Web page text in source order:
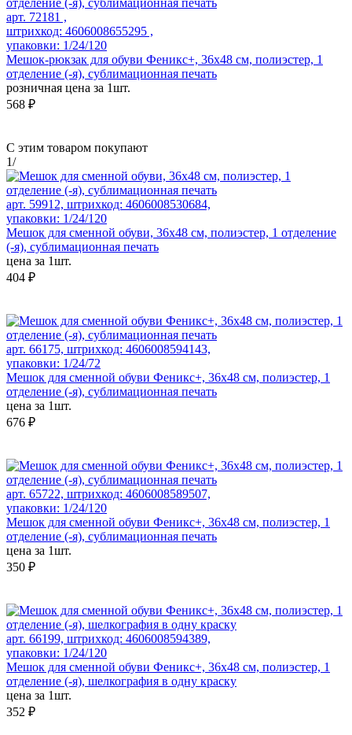
арт. 72181 ,
штрихкод: 4606008655295 ,
упаковки: 1/24/120
Мешок-рюкзак для обуви Феникс+, 36х48 см, полиэстер, 1
отделение (-я), сублимационная печать
розничная цена за 1шт.
568 ₽
С этим товаром покупают
1/
арт. 59912, штрихкод: 4606008530684,
упаковки: 1/24/120
Мешок для сменной обуви, 36х48 см, полиэстер, 1 отделение
(-я), сублимационная печать
цена за 1шт.
404 ₽
арт. 66175, штрихкод: 4606008594143,
упаковки: 1/24/72
Мешок для сменной обуви Феникс+, 36x48 см, полиэстер, 1
отделение (-я), сублимационная печать
цена за 1шт.
676 ₽
арт. 65722, штрихкод: 4606008589507,
упаковки: 1/24/120
Мешок для сменной обуви Феникс+, 36x48 см, полиэстер, 1
отделение (-я), сублимационная печать
цена за 1шт.
350 ₽
арт. 66199, штрихкод: 4606008594389,
упаковки: 1/24/120
Мешок для сменной обуви Феникс+, 36х48 см, полиэстер, 1
отделение (-я), шелкография в одну краску
цена за 1шт.
352 ₽